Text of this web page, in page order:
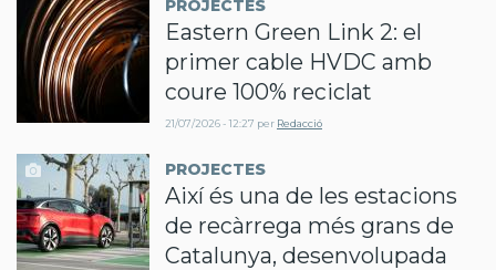
PROJECTES
Eastern Green Link 2: el
primer cable HVDC amb
coure 100% reciclat
21/07/2026 - 12:27 per Redacció
PROJECTES
Així és una de les estacions
de recàrrega més grans de
Catalunya, desenvolupada